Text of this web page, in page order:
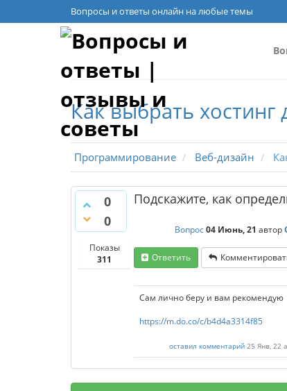
Вопросы и ответы онлайн на любые темы
Как выбрать хостинг
Программирование Веб-дизайн
0
0
Показы
311
Подскажите, как
Вопрос04 Июнь, 21 автор
Ответить
Сам лично беру и вам рекомендую
https://m.do.co/c/b4d4a3314f85
оставил комментарий 25 Янв, 22